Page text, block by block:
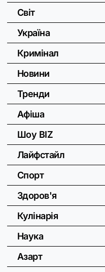
Світ
Україна
Кримінал
Новини
Тренди
Афіша
Шоу BIZ
Лайфстайл
Спорт
Здоров'я
Кулінарія
Наука
Азарт